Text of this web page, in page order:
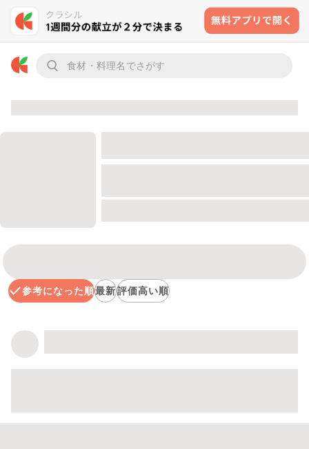
参考になった順最新評価高い順